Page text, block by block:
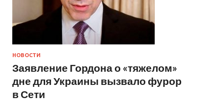
НОВОСТИ
Заявление Гордона о «тяжелом»
дне для Украины вызвало фурор
в Сети